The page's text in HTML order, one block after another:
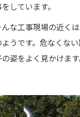
しています。
んな工事現場の近く
ようです。危なくな
姿をよく見かけます